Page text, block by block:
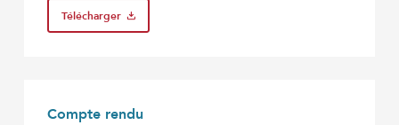
Télécharger
Compte rendu